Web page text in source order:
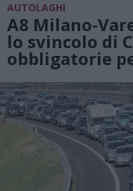
AUTOLAGHI
A8 Milano-
lo svincolo di
obbligatorie